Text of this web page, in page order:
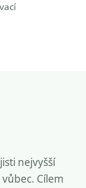
nejvyšší
Cílem